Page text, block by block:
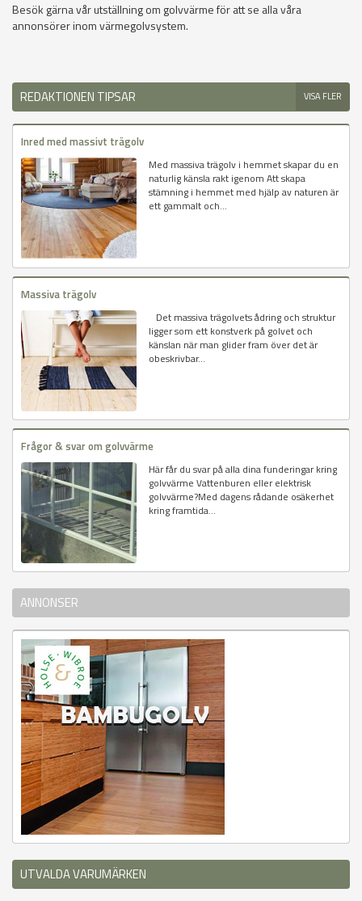
Besök gärna vår utställning om golvvärme för att se alla våra
annonsörer inom värmegolvsystem.
REDAKTIONEN TIPSAR VISA FLER
Inred med massivt trägolv
Med massiva trägolv i hemmet skapar du en
naturlig känsla rakt igenom Att skapa
stämning i hemmet med hjälp av naturen är
ett gammalt och...
Massiva trägolv
Det massiva trägolvets ådring och struktur
ligger som ett konstverk på golvet och
känslan när man glider fram över det är
obeskrivbar...
Frågor & svar om golvvärme
Här får du svar på alla dina funderingar kring
golvvärme Vattenburen eller elektrisk
golvvärme?Med dagens rådande osäkerhet
kring framtida...
ANNONSER
UTVALDA VARUMÄRKEN